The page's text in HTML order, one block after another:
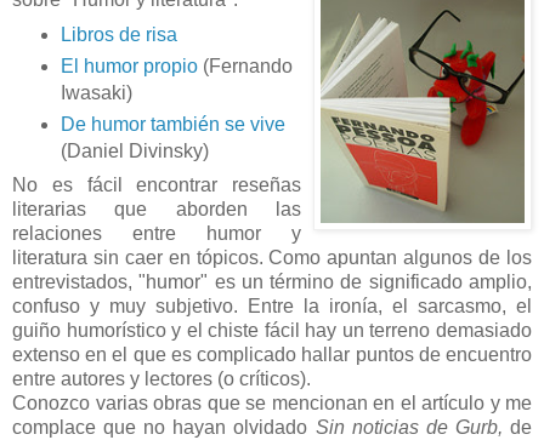
Libros de risa
El humor propio(Fernando
Iwasaki)
De humor también se vive
(Daniel Divinsky)
No es fácil encontrar reseñas
literarias que aborden las
relaciones entre humor y
literatura sin caer en tópicos. Como apuntan algunos de los
entrevistados, "humor" es un término de significado amplio,
confuso y muy subjetivo. Entre la ironía, el sarcasmo, el
guiño humorístico y el chiste fácil hay un terreno demasiado
extenso en el que es complicado hallar puntos de encuentro
entre autores y lectores (o críticos).
Conozco varias obras que se mencionan en el artículo y me
complace que no hayan olvidado Sin noticias de Gurb, de